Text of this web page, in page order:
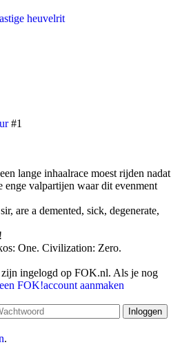
heuvelrit
#1
lange inhaalrace moest rijden nadat
valpartijen waar dit evenment
are a demented, sick, degenerate,
One. Civilization: Zero.
zijn ingelogd op FOK.nl. Als je nog
een FOK!account aanmaken
.